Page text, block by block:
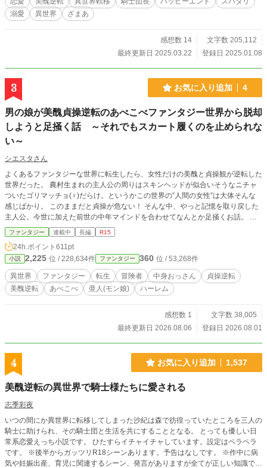
溺愛
異世界 ざまあ
感想数 14
文字数 205,112
最終更新日 2025.03.22
登録日 2025.01.08
3 お気に入り追加 4
男の娘が美醜貞操逆転のあべこべファンタジー世界から脱却
しようと足掻く話 ～それでもスカート履くのを止められな
い～
シエスタさん
よくあるファンタジーな世界に転生したら、女性だけの美醜と貞操観が逆転した
世界だった。 農村生まれの主人公の周りはスキンヘッドが似合いそうなニチャ
ついたゴリマッチョ(♀)だらけ。というかこの世界の”人間の女性”は大体そんな
感じばかり。 このままだと貞操が危ない！ そんな中、やっと記憶を取り戻した
主人公。今世に加えた前世の中年マインドを合わせてなんとか足掻くお話。 気
が付いたらその内周囲が亜人(モン娘)だらけになってる。
ファンタジー 連載中 長編 R15
24h.ポイント 611pt
小説 2,225 位 / 228,634件 ファンタジー 360 位 / 53,268件
異世界 ファンタジー 転生 冒険者 中身おっさん
貞操逆転
美醜逆転
あべこべ 亜人(モン娘) ハーレム
感想数 1
文字数 38,005
最終更新日 2026.08.06
登録日 2026.08.01
4 お気に入り追加 1,537
美醜逆転の異世界で騎士様たちに愛される
志季彩夜
いつの間にか異世界に転移してしまった沙紀は森で彷徨っていたところを三人の
騎士に助けられ、その騎士団と生活を共にすることとなる。 とっても優しい日
常系恋愛えっち小説です。 ひたすらイチャイチャしています。設定はペラペラ
です。 ※後半からガッツリR18シーンあります。予告はなしです。 ※作中に病
気や妊娠出産、育児に関連するシーン、発言がありますが全てが正しい知識では